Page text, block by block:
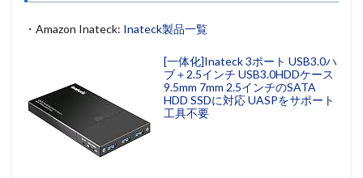
・Amazon Inateck: Inateck製品一覧
[一体化]Inateck 3ポート USB3.0ハ
ブ＋2.5インチ USB3.0HDDケース
9.5mm 7mm 2.5インチのSATA
HDD SSDに対応 UASPをサポート
工具不要